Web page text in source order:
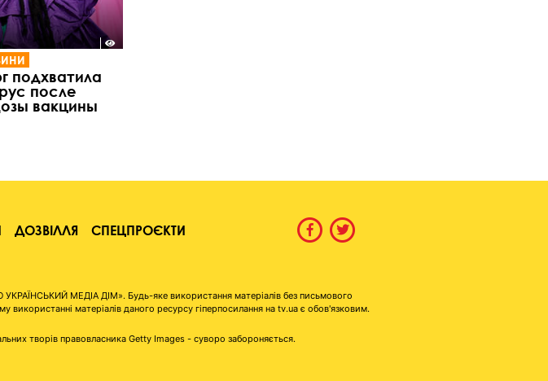
подхватила
после
вакцины
ДОЗВІЛЛЯ СПЕЦПРОЄКТИ
МЕДІА ДІМ». Будь-яке використання матеріалів без письмового
матеріалів даного ресурсу гіперпосилання на tv.ua є обов'язковим.
творів правовласника Getty Images - суворо забороняється.